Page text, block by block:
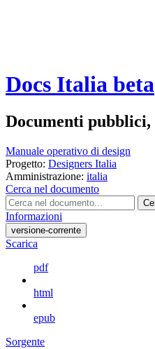
Docs Italia beta
Documenti
Manuale operativo di design
Progetto: Designers Italia
Amministrazione: italia
Cerca nel documento
Informazioni
versione-corrente
Scarica
pdf
html
epub
Sorgente